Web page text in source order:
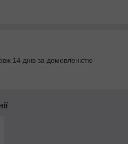
14 днів за домовленістю